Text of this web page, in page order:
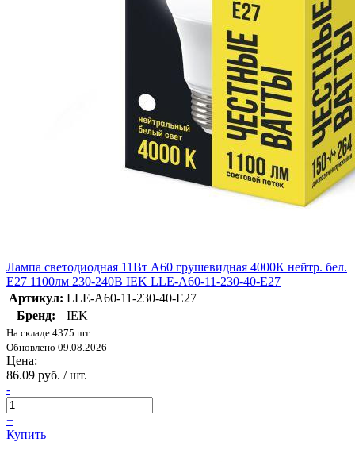
Лампа светодиодная 11Вт A60 грушевидная 4000К нейтр. бел.
E27 1100лм 230-240В IEK LLE-A60-11-230-40-E27
Артикул: LLE-A60-11-230-40-E27
Бренд:
IEK
На складе 4375 шт.
Обновлено 09.08.2026
Цена:
86.09 руб. / шт.
-
+
Купить